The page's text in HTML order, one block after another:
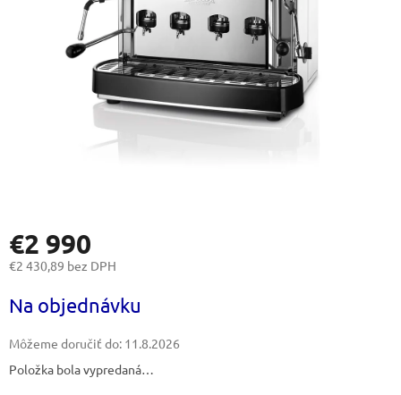
€2 990
€2 430,89 bez DPH
cena:
Na objednávku
Môžeme doručiť do: 11.8.2026
Položka bola vypredaná…